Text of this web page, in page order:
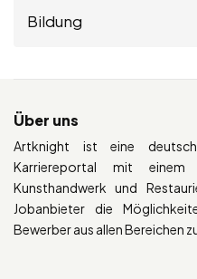
Bildung
Über uns
Artknight ist eine
Karriereportal mit
Kunsthandwerk und
Jobanbieter die
Bewerber aus allen Bereichen